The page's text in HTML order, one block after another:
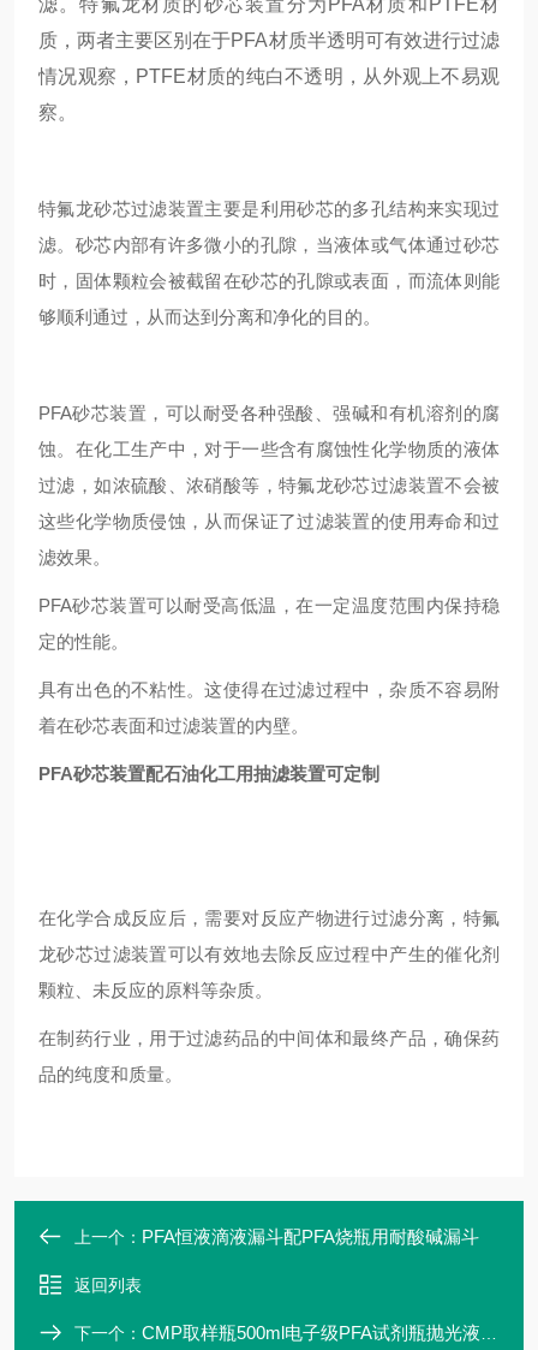
滤。特氟龙材质的砂芯装置分为PFA材质和PTFE材
质，两者主要区别在于PFA材质半透明可有效进行过滤
情况观察，PTFE材质的纯白不透明，从外观上不易观
察。
特氟龙砂芯过滤装置主要是利用砂芯的多孔结构来实现过
滤。砂芯内部有许多微小的孔隙，当液体或气体通过砂芯
时，固体颗粒会被截留在砂芯的孔隙或表面，而流体则能
够顺利通过，从而达到分离和净化的目的。
PFA砂芯装置，可以耐受各种强酸、强碱和有机溶剂的腐
蚀。在化工生产中，对于一些含有腐蚀性化学物质的液体
过滤，如浓硫酸、浓硝酸等，特氟龙砂芯过滤装置不会被
这些化学物质侵蚀，从而保证了过滤装置的使用寿命和过
滤效果。
PFA砂芯装置可以耐受高低温，在一定温度范围内保持稳
定的性能。
具有出色的不粘性。这使得在过滤过程中，杂质不容易附
着在砂芯表面和过滤装置的内壁。
PFA砂芯装置配石油化工用抽滤装置可定制
在化学合成反应后，需要对反应产物进行过滤分离，特氟
龙砂芯过滤装置可以有效地去除反应过程中产生的催化剂
颗粒、未反应的原料等杂质。
在制药行业，用于过滤药品的中间体和最终产品，确保药
品的纯度和质量。
上一个： PFA恒液滴液漏斗配PFA烧瓶用耐酸碱漏斗
返回列表
下一个： CMP取样瓶500ml电子级PFA试剂瓶抛光液用瓶